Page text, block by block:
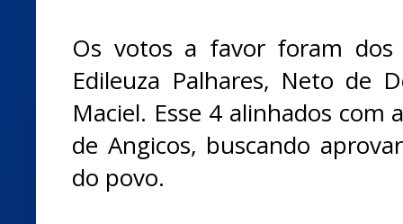
Os votos a favor foram dos
Edileuza Palhares, Neto de
Maciel. Esse 4 alinhados
de Angicos, buscando
do povo.